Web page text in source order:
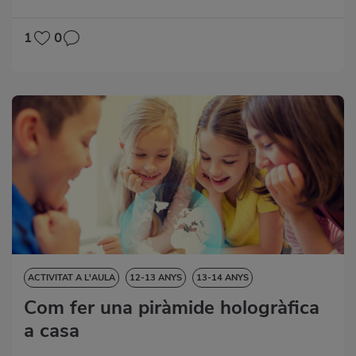
1 0
ACTIVITAT A L'AULA 12-13 ANYS
13-14 ANYS
VORE-HO TOT
14-15 ANYS 15-16 ANYS
Com fer una piràmide hologràfica
a casa